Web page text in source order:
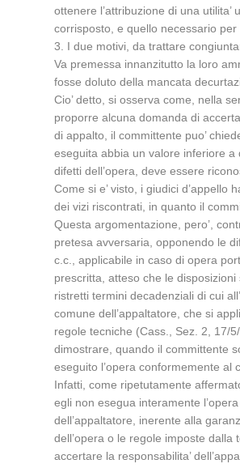
ottenere l’attribuzione di una
corrisposto, e quello necessario
3. I due motivi, da trattare
Va premessa innanzitutto la loro
fosse doluto della mancata
Cio’ detto, si osserva come, nella
proporre alcuna domanda di
di appalto, il committente puo’
eseguita abbia un valore inferiore a
difetti dell’opera, deve essere
Come si e’ visto, i giudici
dei vizi riscontrati, in quanto il
Questa argomentazione, pero’,
pretesa avversaria, opponendo le
c.c., applicabile in caso di opera
prescritta, atteso che le
ristretti termini decadenziali di cui
comune dell’appaltatore, che si
regole tecniche (Cass., Sez. 2, 17/
dimostrare, quando il committente
eseguito l’opera conformemente al
Infatti, come ripetutamente
egli non esegua interamente
dell’appaltatore, inerente alla
dell’opera o le regole imposte dalla
accertare la responsabilita’